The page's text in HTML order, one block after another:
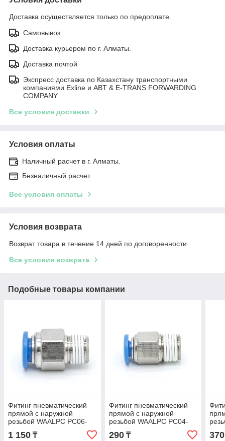
Доставка осуществляется только по предоплате.
Самовывоз
Доставка курьером по г. Алматы.
Доставка почтой
Экспресс доставка по Казахстану транспортными
компаниями Exline и ABT & E-TRANS FORWARDING
COMPANY
Все условия доставки
Условия оплаты
Наличный расчет в г. Алматы.
Безналичный расчет
Все условия оплаты
Условия возврата
Возврат товара в течение 14 дней по договоренности
Все условия возврата
Подобные товары компании
Фитинг пневматический
прямой с наружной
резьбой WAALPC PC06-
04, R1/2"
1 150 ₸
Фитинг пневматический
прямой с наружной
резьбой WAALPC PC04-
01, R1/8"
290₸ 370